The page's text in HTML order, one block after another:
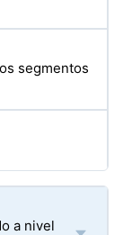
segmentos
a nivel